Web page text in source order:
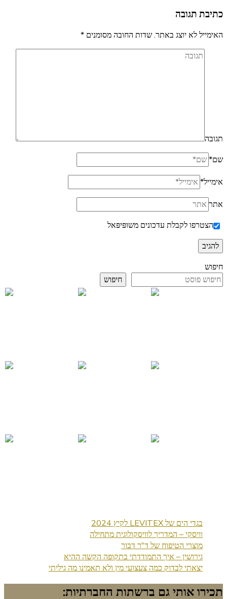
כתיבת תגובה
האימייל לא יוצג באתר.שדות החובה מסומנים *
תגובה
שם*
אימייל*
אתר
הצטרפו לקבלת עדכונים משופּיפּאל
חיפוש
חיפוש
בגדי הים של LEVITEX לקיץ 2024
וויסקי – המדריך לוויסקולוגית מתחילה
מוצרי הטיפוח של ד"ר דבור
גירושין – איך התמודדתי בתקופה הקשה ההיא
יצאתי לבדוק כמה צעצועי מין ולא תאמינו מה גיליתי
תכירו אותי גם ברשתות החברתיות: